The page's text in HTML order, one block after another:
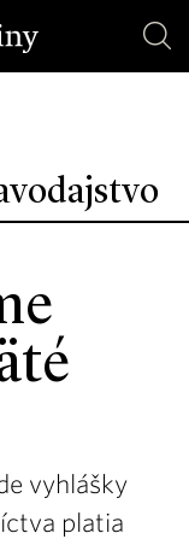
vyhlášky
platia